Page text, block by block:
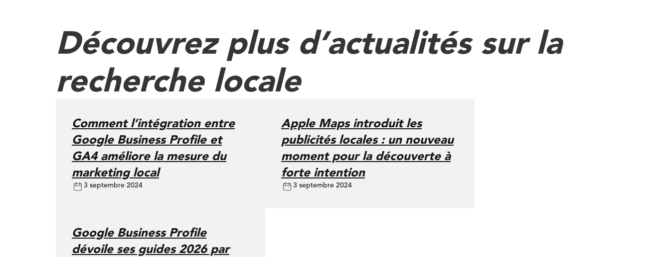
Découvrez plus d’actualités sur la
recherche locale
Comment l’intégration entre
Google Business Profile et
GA4 améliore la mesure du
marketing local
3 septembre 2024
Apple Maps introduit les
publicités locales : un nouveau
moment pour la découverte à
forte intention
3 septembre 2024
Google Business Profile
dévoile ses guides 2026 par